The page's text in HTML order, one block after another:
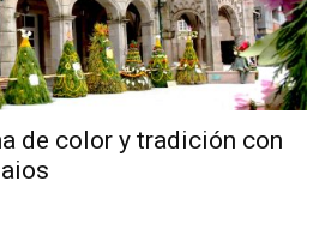
de color y tradición con